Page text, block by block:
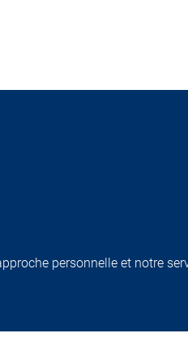
personnelle et notre